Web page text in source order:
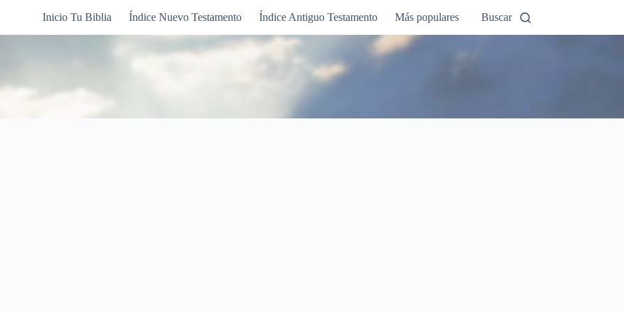
Inicio Tu Biblia Índice Nuevo Testamento Índice Antiguo Testamento Más populares Buscar